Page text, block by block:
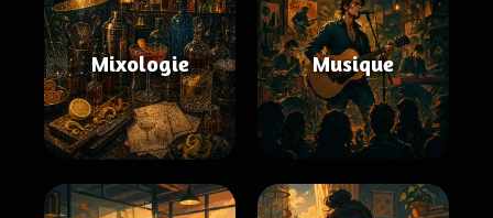
Mixologie Musique